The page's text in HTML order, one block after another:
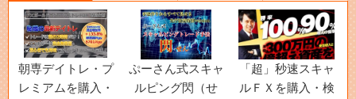
朝専デイトレ・プ
レミアムを購入・
ぷーさん式スキャ
ルピング閃（せ
「超」秒速スキャ
ルＦＸを購入・検